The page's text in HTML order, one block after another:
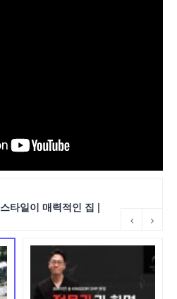
타일이 매력적인 집 |